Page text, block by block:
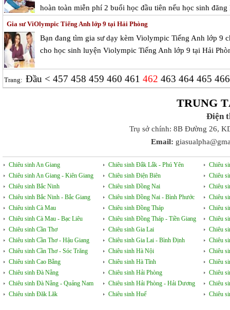
hoàn toàn miễn phí 2 buổi học đầu tiên nếu học sinh
Gia sư ViOlympic Tiếng Anh lớp 9 tại Hải Phòng
Bạn đang tìm gia sư dạy kèm Violympic Tiếng Anh lớp 9
cho học sinh luyện Violympic Tiếng Anh lớp 9 tại Hải
Trang: Đầu < 457 458 459 460 461 462 463 464 465
TRUNG
Điện
Trụ sở chính: 8B Đường 26,
Email:
Chiêu sinh An Giang
Chiêu sinh An Giang - Kiên Giang
Chiêu sinh Bắc Ninh
Chiêu sinh Bắc Ninh - Bắc Giang
Chiêu sinh Cà Mau
Chiêu sinh Cà Mau - Bạc Liêu
Chiêu sinh Cần Thơ
Chiêu sinh Cần Thơ - Hậu Giang
Chiêu sinh Cần Thơ - Sóc Trăng
Chiêu sinh Cao Bằng
Chiêu sinh Đà Nẵng
Chiêu sinh Đà Nẵng - Quảng Nam
Chiêu sinh Đăk Lăk
Chiêu sinh Đắk Lắk - Phú Yên
Chiêu sinh Điện Biên
Chiêu sinh Đồng Nai
Chiêu sinh Đồng Nai - Bình Phước
Chiêu sinh Đồng Tháp
Chiêu sinh Đồng Tháp - Tiền Giang
Chiêu sinh Gia Lai
Chiêu sinh Gia Lai - Bình Định
Chiêu sinh Hà Nội
Chiêu sinh Hà Tĩnh
Chiêu sinh Hải Phòng
Chiêu sinh Hải Phòng - Hải Dương
Chiêu sinh Huế
Chiêu
Chiêu
Chiêu
Chiêu
Chiêu
Chiêu
Chiêu
Chiêu
Chiêu
Chiêu
Chiêu
Chiêu
Chiêu